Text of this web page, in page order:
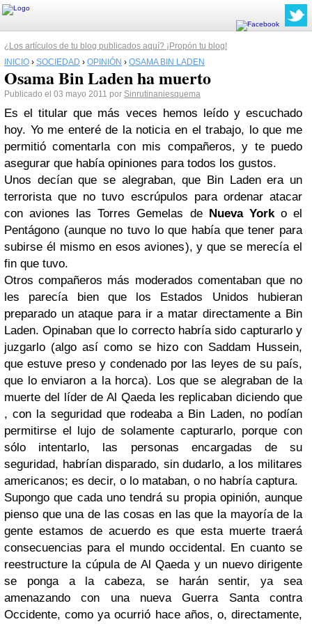
¿Los artículos de tu blog publicados aquí? ¡Propón tu blog!
INICIO › SOCIEDAD › OPINIÓN › OSAMA BIN LADEN
Osama Bin Laden ha muerto
Publicado el 03 mayo 2011 por Sinrutinaniesquema
Es el titular que más veces hemos leído y escuchado
hoy. Yo me enteré de la noticia en el trabajo, lo que me
permitió comentarla con mis compañeros, y te puedo
asegurar que había opiniones para todos los gustos.
Unos decían que se alegraban, que Bin Laden era un
terrorista que no tuvo escrúpulos para ordenar atacar
con aviones las Torres Gemelas de Nueva Yorko el
Pentágono (aunque no tuvo lo que había que tener para
subirse él mismo en esos aviones), y que se merecía el
fin que tuvo.
Otros compañeros más moderados comentaban que no
les parecía bien que los Estados Unidos hubieran
preparado un ataque para ir a matar directamente a Bin
Laden. Opinaban que lo correcto habría sido capturarlo y
juzgarlo (algo así como se hizo con Saddam Hussein,
que estuve preso y condenado por las leyes de su país,
que lo enviaron a la horca). Los que se alegraban de la
muerte del líder de Al Qaeda les replicaban diciendo que
, con la seguridad que rodeaba a Bin Laden, no podían
permitirse el lujo de solamente capturarlo, porque con
sólo intentarlo, las personas encargadas de su
seguridad, habrían disparado, sin dudarlo, a los militares
americanos; es decir, o lo mataban, o no habría captura.
Supongo que cada uno tendrá su propia opinión, aunque
pienso que una de las cosas en las que la mayoría de la
gente estamos de acuerdo es que esta muerte traerá
consecuencias para el mundo occidental. En cuanto se
reestructure la cúpula de Al Qaeda y un nuevo dirigente
se ponga a la cabeza, se harán sentir, ya sea
amenazando con una nueva Guerra Santa contra
Occidente, como ya ocurrió hace años, o, directamente,